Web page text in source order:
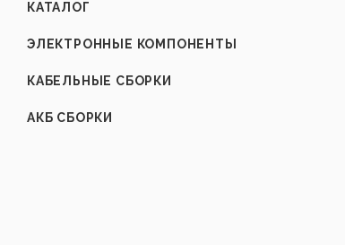
КАТАЛОГ
ЭЛЕКТРОННЫЕ КОМПОНЕНТЫ
КАБЕЛЬНЫЕ СБОРКИ
АКБ СБОРКИ